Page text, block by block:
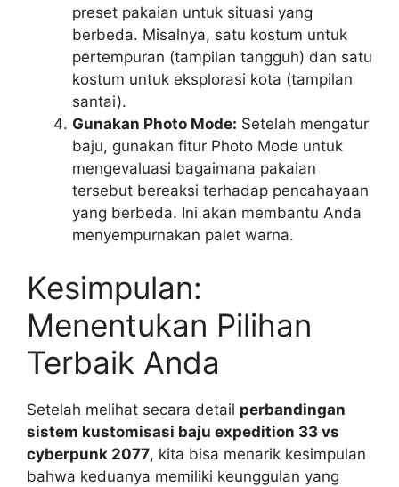
preset pakaian untuk situasi yang
berbeda. Misalnya, satu kostum untuk
pertempuran (tampilan tangguh) dan satu
kostum untuk eksplorasi kota (tampilan
santai).
Gunakan Photo Mode: Setelah mengatur
baju, gunakan fitur Photo Mode untuk
mengevaluasi bagaimana pakaian
tersebut bereaksi terhadap pencahayaan
yang berbeda. Ini akan membantu Anda
menyempurnakan palet warna.
Kesimpulan:
Menentukan Pilihan
Terbaik Anda
Setelah melihat secara detail perbandingan
sistem kustomisasi baju expedition 33 vs
cyberpunk 2077, kita bisa menarik kesimpulan
bahwa keduanya memiliki keunggulan yang